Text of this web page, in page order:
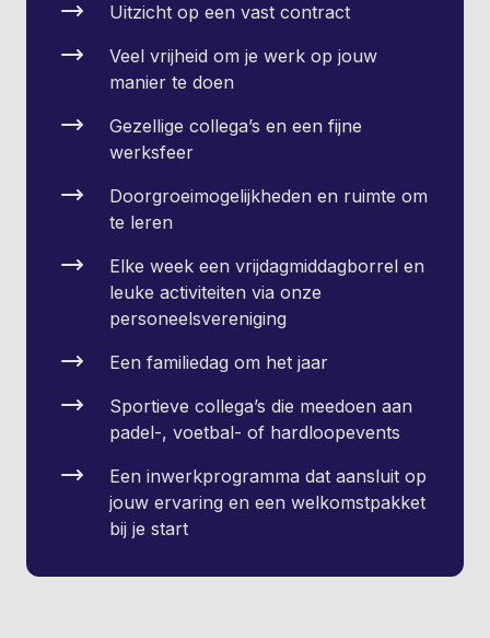
Uitzicht op een vast contract
Veel vrijheid om je werk op jouw
manier te doen
Gezellige collega’s en een fijne
werksfeer
Doorgroeimogelijkheden en ruimte om
te leren
Elke week een vrijdagmiddagborrel en
leuke activiteiten via onze
personeelsvereniging
Een familiedag om het jaar
Sportieve collega’s die meedoen aan
padel-, voetbal- of hardloopevents
Een inwerkprogramma dat aansluit op
jouw ervaring en een welkomstpakket
bij je start